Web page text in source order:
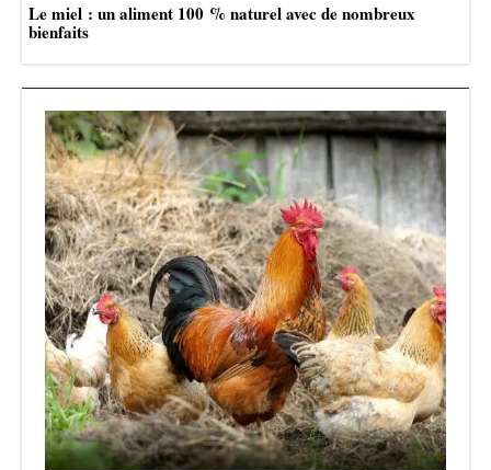
Le miel : un aliment 100 % naturel avec de nombreux
bienfaits